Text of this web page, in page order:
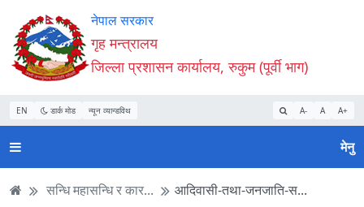
Accessibility
Mode
सुरु
गर्नुहोस्
सामाग्री
पढ्नुहाेस्
नेभिगेसन
पढ्नुहाेस्
वेबसाइट
खोजमा
जानुहोस्
नेपाल सरकार
गृह मन्त्रालय
जिल्ला प्रशासन कार्यालय, रुकुम (पूर्वी भाग)
EN डार्क मोड न्यून व्यान्डविथ A- A A+
मेनु
सन्धि महासन्धि र कार... आदिवासी-तथा-जनजाति-स...